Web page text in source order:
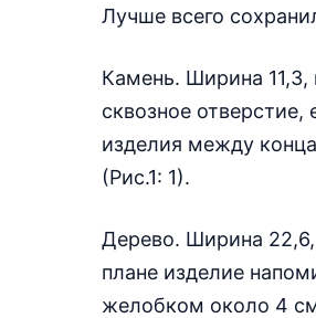
Лучше всего
Камень. Ширина
сквозное
изделия между
(Рис.1: 1).
Дерево. Ширина
плане изделие
желобком около 4